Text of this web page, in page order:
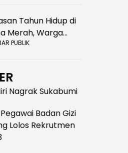
Tahun Hidup di
Merah, Warga
Nangewer
PUBLIK
Nagrak Sukabumi
Badan Gizi
Lolos Rekrutmen